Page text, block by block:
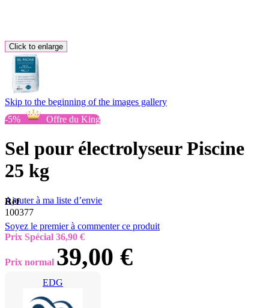
Click to enlarge
Skip to the beginning of the images gallery
-5%
Offre du King
Sel pour électrolyseur Piscine
25 kg
Ajouter à ma liste d’envie
Réf
100377
Soyez le premier à commenter ce produit
Prix Spécial 36,90 €
Prix normal 39,00 €
EDG